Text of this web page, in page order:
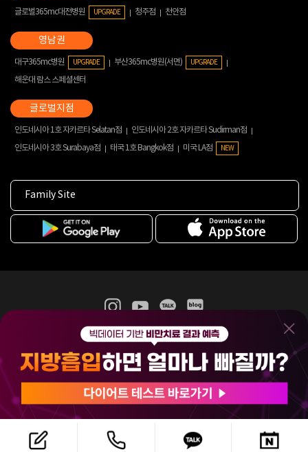
글로벌365mc대전병원 UPGRADE 청주점 천안점
대구365mc병원 UPGRADE 부산365mc병원(서면) UPGRADE
해운대 람스 스페셜센터
인도네시아 1호 자카르타 Selatan점
인도네시아 2호 자카르타 Sudirman점
인도네시아 3호 Surabaya점
태국 1호 Bangkok점 미국 LA점 NEW
Family Site
365mc 병·의원 이용약관
홈페이지 이용약관
비급여진료수가
(주)365mcㅣ서울특별시 서초구 서초대로52길 7, 3~4층(서초동, 제일빌딩)
120-87-04354ㅣ김남철
COPYRIGHT(C) 2025 365mc. ALL RIGHTS RESERVED.